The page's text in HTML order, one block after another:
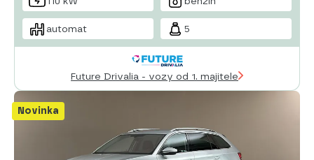
automat 5
Future Drivalia - vozy od 1. majitele
Novinka